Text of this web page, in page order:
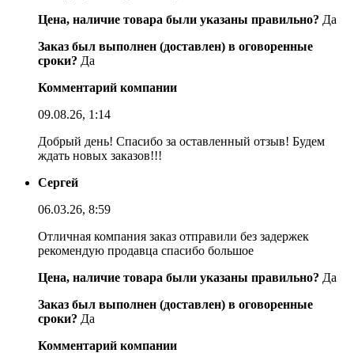
Цена, наличие товара были указаны правильно? Да
Заказ был выполнен (доставлен) в оговоренные
сроки? Да
Комментарий компании
09.08.26, 1:14
Добрый день! Спасибо за оставленный отзыв! Будем
ждать новых заказов!!!
Сергей
06.03.26, 8:59
Отличная компания заказ отправили без задержек
рекомендую продавца спасибо большое
Цена, наличие товара были указаны правильно? Да
Заказ был выполнен (доставлен) в оговоренные
сроки? Да
Комментарий компании